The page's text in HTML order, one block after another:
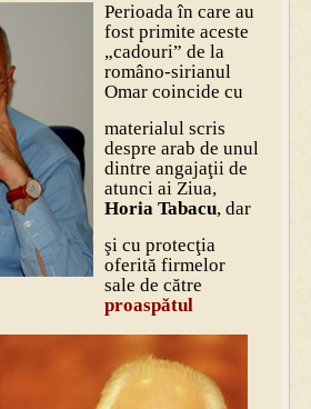
Perioada în care au
fost primite aceste
„cadouri” de la
româno-sirianul
Omar coincide cu
materialul scris
despre arab de unul
dintre angajaţii de
atunci ai Ziua,
Horia Tabacu, dar
şi cu protecţia
oferită firmelor
sale de către
proaspătul